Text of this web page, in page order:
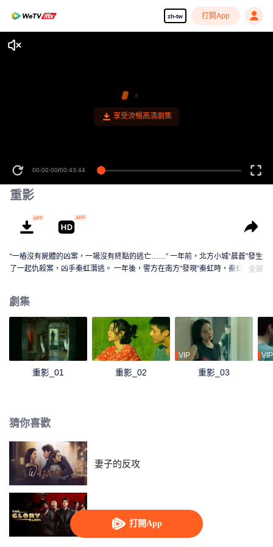
zh-tw 打開App
打開App
享受流暢高清劇集
00:00:00/00:43:44
重影
“一樁沒有屍體的凶案，一場沒有終點的逃亡……” 一年前，北方小城“晨蒼”發生
了一起仇殺案，凶手秦虹潛逃。 一年後，警方在南方“發現”秦虹時，秦虹已被
嗎？”
全部
劇集
重影_01 重影_02
VIP
重影_03
VIP
猜你喜歡
妻子的反攻